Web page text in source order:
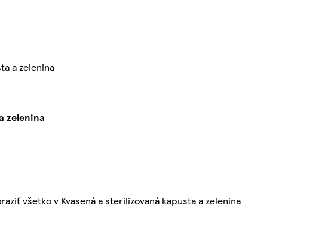
a zelenina
zelenina
všetko v Kvasená a sterilizovaná kapusta a zelenina